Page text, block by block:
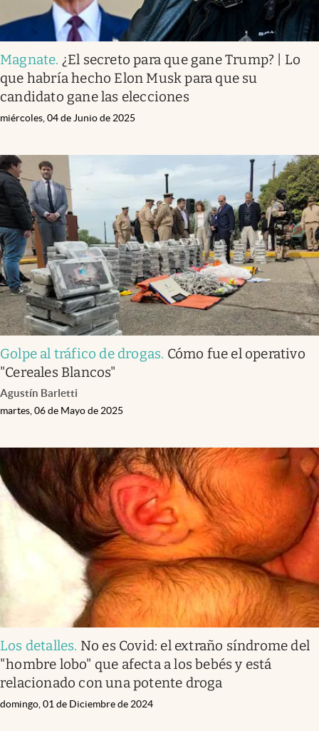
Magnate. ¿El secreto para que gane Trump? | Lo
que habría hecho Elon Musk para que su
candidato gane las elecciones
miércoles, 04 de Junio de 2025
Golpe al tráfico de drogas. Cómo fue el operativo
"Cereales Blancos"
Agustín Barletti
martes, 06 de Mayo de 2025
Los detalles. No es Covid: el extraño síndrome del
"hombre lobo" que afecta a los bebés y está
relacionado con una potente droga
domingo, 01 de Diciembre de 2024